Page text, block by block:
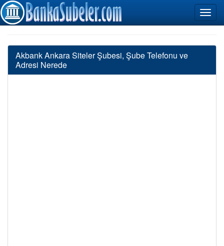
Akbank Ankara Siteler Şubesi, Şube Telefonu ve
Adresi Nerede